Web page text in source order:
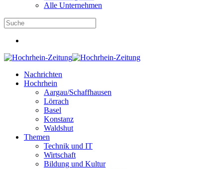
Alle Unternehmen
Nachrichten
Hochrhein
Aargau/Schaffhausen
Lörrach
Basel
Konstanz
Waldshut
Themen
Technik und IT
Wirtschaft
Bildung und Kultur